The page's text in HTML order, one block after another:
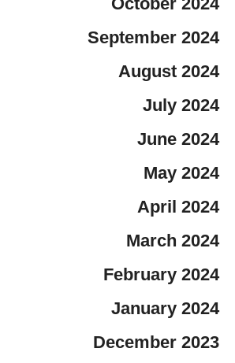
September 2024
August 2024
July 2024
June 2024
May 2024
April 2024
March 2024
February 2024
January 2024
December 2023